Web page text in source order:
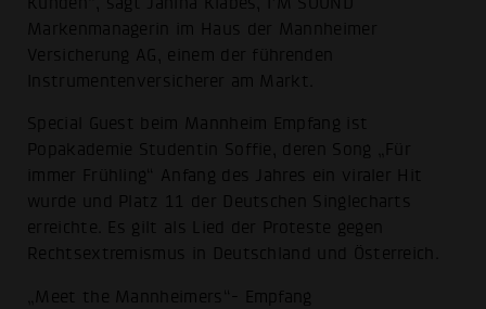
Markenmanagerin im Haus der Mannheimer
Versicherung AG, einem der führenden
Instrumentenversicherer am Markt.
Special Guest beim Mannheim Empfang ist
Popakademie Studentin Soffie, deren Song „Für
immer Frühling“ Anfang des Jahres ein viraler Hit
wurde und Platz 11 der Deutschen Singlecharts
erreichte. Es gilt als Lied der Proteste gegen
Rechtsextremismus in Deutschland und Österreich.
„Meet the Mannheimers“- Empfang